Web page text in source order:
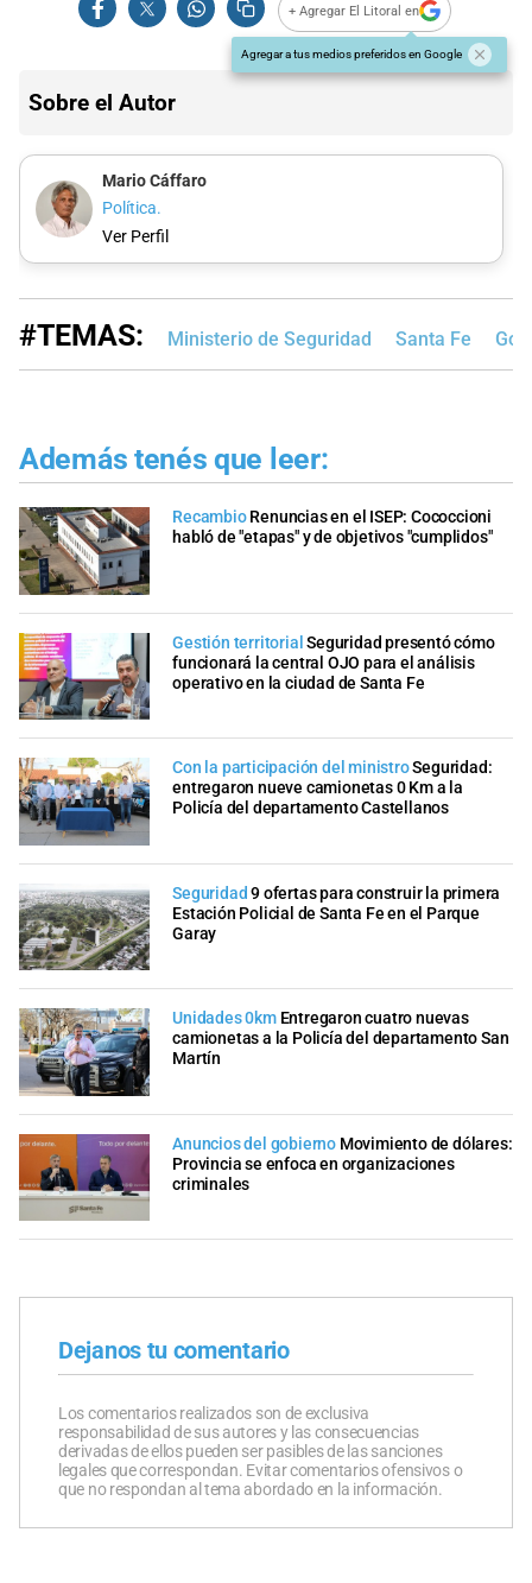
+ Agregar El Litoral en
Agregar a tus medios preferidos en Google
Sobre el Autor
Mario Cáffaro
Política.
Ver Perfil
#TEMAS: Ministerio de Seguridad Santa Fe
Además tenés que leer:
Recambio Renuncias en el ISEP: Cococcioni
habló de "etapas" y de objetivos "cumplidos"
Gestión territorial Seguridad presentó cómo
funcionará la central OJO para el análisis
operativo en la ciudad de Santa Fe
Con la participación del ministroSeguridad:
entregaron nueve camionetas 0 Km a la
Policía del departamento Castellanos
Seguridad 9 ofertas para construir la primera
Estación Policial de Santa Fe en el Parque
Garay
Unidades 0km Entregaron cuatro nuevas
camionetas a la Policía del departamento San
Martín
Anuncios del gobierno Movimiento de dólares:
Provincia se enfoca en organizaciones
criminales
Dejanos tu comentario
Los comentarios realizados son de exclusiva
responsabilidad de sus autores y las consecuencias
derivadas de ellos pueden ser pasibles de las sanciones
legales que correspondan. Evitar comentarios ofensivos o
que no respondan al tema abordado en la información.